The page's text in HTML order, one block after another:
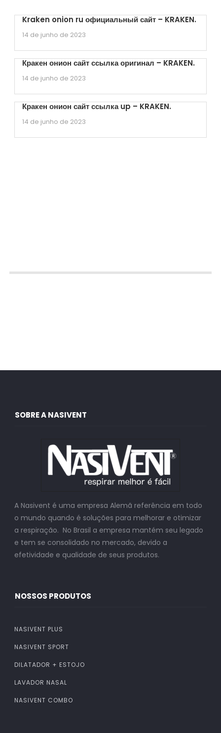
Kraken onion ru официальный сайт – KRAKEN.
14 de junho de 2023
Кракен онион сайт ссылка оригинал – KRAKEN.
14 de junho de 2023
Кракен онион сайт ссылка up – KRAKEN.
14 de junho de 2023
SOBRE A NASIVENT
A Nasivent é uma empresa Alemã referência em todo
o mundo quando é soluções para melhorar e otimizar
a respiração. No Brasil a empresa mantém seu legado
e tem se consolidado no mercado, devido a
efetividade e qualidade de seus produtos.
NOSSOS PRODUTOS
NASIVENT PLUS
NASIVENT SPORT
DILATADOR + ESTOJO
LAVADOR NASAL
NASIVENT COMBO